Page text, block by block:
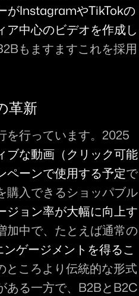
がInstagramやTikTokの
ア中心のビデオを作成し
もますますこれを採用
革新
を行っています。2025
ブな動画（クリック可能
ペーンで使用する予定で
購入できるショッパブル
ジョン率が大幅に向上す
加中で、たとえば通常の
ゲージメントを得るこ
ところより伝統的な形式
ある一方で、B2BとB2C